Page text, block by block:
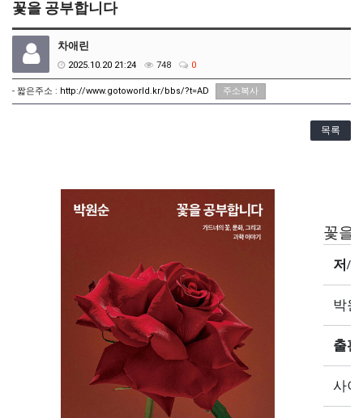
꽃을 공부합니다
차애린
2025.10.20 21:24 748 0
- 짧은주소 : http://www.gotoworld.kr/bbs/?t=AD 주소복사
목록
꽃을
저/
박
출
사